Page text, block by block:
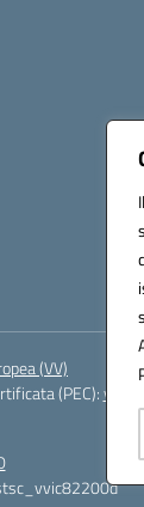
(VV)
(PEC):